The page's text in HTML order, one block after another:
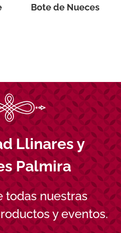
Bote de Nueces
Llinares y
Palmira
todas nuestras
y eventos.